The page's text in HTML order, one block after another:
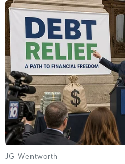
Cựu Thủ tướng Nhật Bản Abe
(Nguồn:
JG Wentworth